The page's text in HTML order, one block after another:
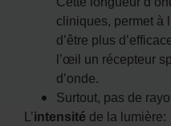
cliniques, permet à
d’être plus
l’œil un récepteur
d’onde.
Surtout, pas de
L’intensité de la lumière: